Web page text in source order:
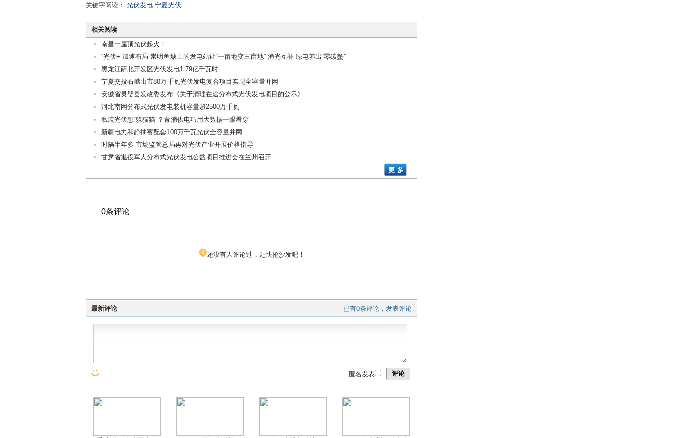
关键字阅读： 光伏发电 宁夏光伏
相关阅读
南昌一屋顶光伏起火！
“光伏+”加速布局 崇明鱼塘上的发电站让“一亩地变三亩地” 渔光互补 绿电养出“零碳蟹”
黑龙江萨北开发区光伏发电1.79亿千瓦时
宁夏交投石嘴山市80万千瓦光伏发电复合项目实现全容量并网
安徽省灵璧县发改委发布《关于清理在途分布式光伏发电项目的公示》
河北南网分布式光伏发电装机容量超2500万千瓦
私装光伏想“躲猫猫”？青浦供电巧用大数据一眼看穿
新疆电力和静抽蓄配套100万千瓦光伏全容量并网
时隔半年多 市场监管总局再对光伏产业开展价格指导
甘肃省退役军人分布式光伏发电公益项目推进会在兰州召开
0条评论
还没有人评论过，赶快抢沙发吧！
已有0条评论，发表评论
最新评论
评论
匿名发表